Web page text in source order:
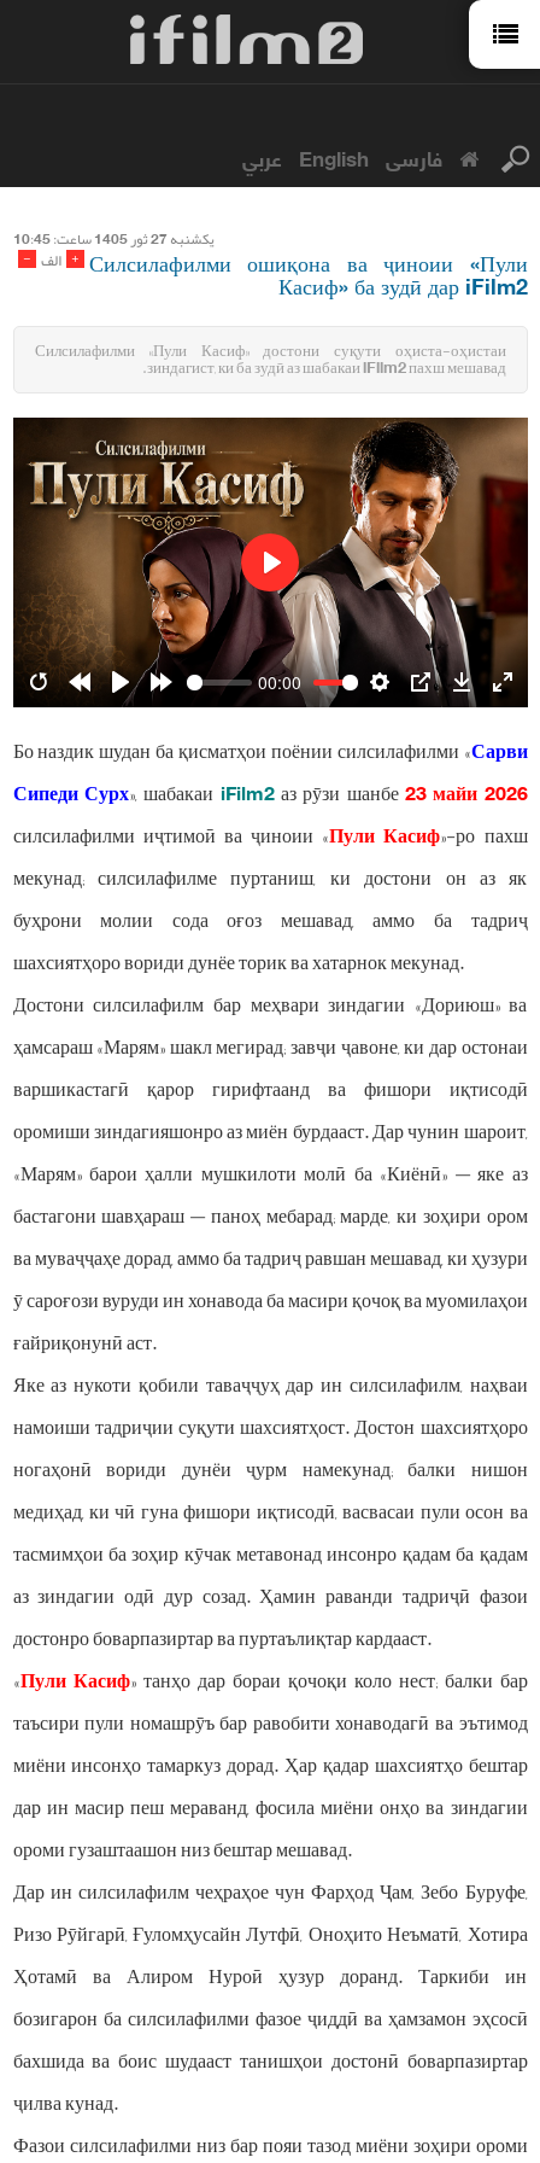
فارسی English عربي
يكشنبه 27 ثور 1405 ساعت: 10:45
- الف + Силсилафилми ошиқона ва ҷиноии «Пули
Касиф» ба зудӣ дар iFilm2
Силсилафилми «Пули Касиф» достони суқути оҳиста-оҳистаи
зиндагист, ки ба зудӣ аз шабакаи iFilm2 пахш мешавад.
RestartRewindPlay Forward
00:00
Settings
PIP Download
Play
Бо наздик шудан ба қисматҳои поёнии силсилафилми «Сарви
Сипеди Сурх», шабакаи iFilm2аз рӯзи шанбе23 майи 2026
силсилафилми иҷтимоӣ ва ҷиноии «Пули Касиф»-ро пахш
мекунад; силсилафилме пуртаниш, ки достони он аз як
буҳрони молии сода оғоз мешавад, аммо ба тадриҷ
шахсиятҳоро вориди дунёе торик ва хатарнок мекунад.
Достони силсилафилм бар меҳвари зиндагии «Дориюш» ва
ҳамсараш «Марям» шакл мегирад; завҷи ҷавоне, ки дар остонаи
варшикастагӣ қарор гирифтаанд ва фишори иқтисодӣ
оромиши зиндагияшонро аз миён бурдааст. Дар чунин шароит,
«Марям» барои ҳалли мушкилоти молӣ ба «Киёнӣ» — яке аз
бастагони шавҳараш — паноҳ мебарад; марде, ки зоҳири ором
ва муваҷҷаҳе дорад, аммо ба тадриҷ равшан мешавад, ки ҳузури
ӯ сароғози вуруди ин хонавода ба масири қочоқ ва муомилаҳои
ғайриқонунӣ аст.
Яке аз нукоти қобили таваҷҷуҳ дар ин силсилафилм, наҳваи
намоиши тадриҷии суқути шахсиятҳост. Достон шахсиятҳоро
ногаҳонӣ вориди дунёи ҷурм намекунад; балки нишон
медиҳад, ки чӣ гуна фишори иқтисодӣ, васвасаи пули осон ва
тасмимҳои ба зоҳир кӯчак метавонад инсонро қадам ба қадам
аз зиндагии одӣ дур созад. Ҳамин раванди тадриҷӣ фазои
достонро боварпазиртар ва пуртаълиқтар кардааст.
«Пули Касиф» танҳо дар бораи қочоқи коло нест; балки бар
таъсири пули номашрӯъ бар равобити хонаводагӣ ва эътимод
миёни инсонҳо тамаркуз дорад. Ҳар қадар шахсиятҳо бештар
дар ин масир пеш мераванд, фосила миёни онҳо ва зиндагии
ороми гузаштаашон низ бештар мешавад.
Дар ин силсилафилм чеҳраҳое чун Фарҳод Ҷам, Зебо Буруфе,
Ризо Рӯйгарӣ, Ғуломҳусайн Лутфӣ, Оноҳито Неъматӣ, Хотира
Ҳотамӣ ва Алиром Нуроӣ ҳузур доранд. Таркиби ин
бозигарон ба силсилафилми фазое ҷиддӣ ва ҳамзамон эҳсосӣ
бахшида ва боис шудааст танишҳои достонӣ боварпазиртар
ҷилва кунад.
Фазои силсилафилми низ бар пояи тазод миёни зоҳири ороми